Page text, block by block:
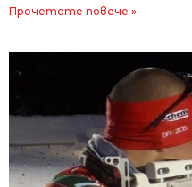
Прочетете повече »